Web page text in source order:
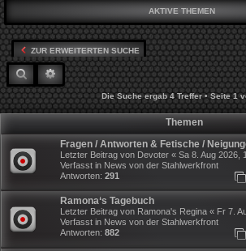
AKTIVE THEMEN
ZUR ERWEITERTEN SUCHE
SUCHE ERWEITERTE SUCHE
Die Suche ergab 4 Treffer • Seite1
Themen
Fragen / Antworten & Fetische /
Letzter Beitrag von Devoter « Sa 8. Aug 2026,
Verfasst in News von der Stahlwerkfront
Antworten: 291
Ramona‘s Tagebuch
Letzter Beitrag von Ramona's Regina « Fr 7.
Verfasst in News von der Stahlwerkfront
Antworten: 882